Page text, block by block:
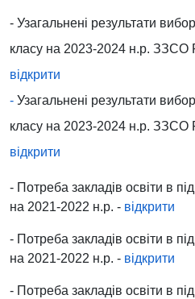
- Узагальнені результати
класу на 2023-2024 н.р. ЗЗСО
відкрити
- Узагальнені результати
класу на 2023-2024 н.р. ЗЗСО
відкрити
- Потреба закладів освіти в
на 2021-2022 н.р. - відкрити
- Потреба закладів освіти в
на 2021-2022 н.р. - відкрити
- Потреба закладів освіти в